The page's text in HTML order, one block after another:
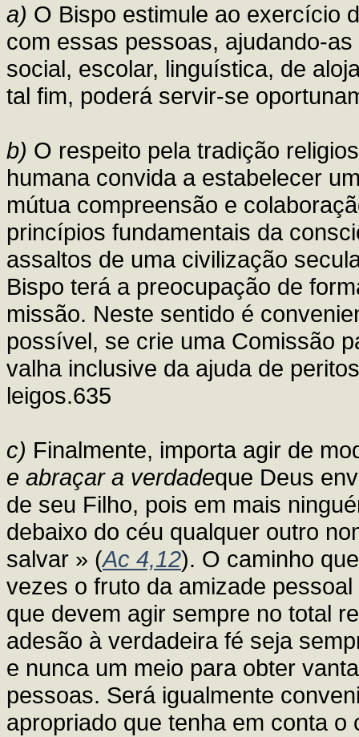
a) O Bispo estimule ao exercício
com essas pessoas, ajudando-
social, escolar, linguística, de
tal fim, poderá servir-se
b) O respeito pela tradição
humana convida a estabelecer
mútua compreensão e
princípios fundamentais da
assaltos de uma civilização
Bispo terá a preocupação de
missão. Neste sentido é
possível, se crie uma Comissão
valha inclusive da ajuda de
leigos.635
c) Finalmente, importa agir de
e abraçar a verdadeque Deus
de seu Filho, pois em mais
debaixo do céu qualquer outro
salvar » (Ac 4,12). O caminho
vezes o fruto da amizade
que devem agir sempre no total
adesão à verdadeira fé seja
e nunca um meio para obter
pessoas. Será igualmente
apropriado que tenha em conta